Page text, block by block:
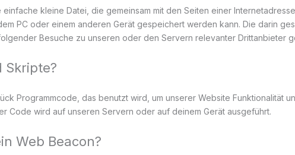
einfache kleine Datei, die gemeinsam mit den Seiten einer
PC oder einem anderen Gerät gespeichert werden kann. Die darin
Besuche zu unseren oder den Servern relevanter Drittanbieter
Skripte?
Programmcode, das benutzt wird, um unserer Website Funktionalität
Code wird auf unseren Servern oder auf deinem Gerät ausgeführt.
Web Beacon?